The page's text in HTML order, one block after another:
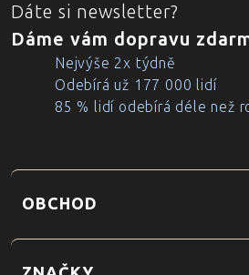
Dáte si newsletter?
Dáme vám dopravu
Nejvýše 2x týdně
Odebírá už 177 000 lidí
85 % lidí odebírá déle než
OBCHOD